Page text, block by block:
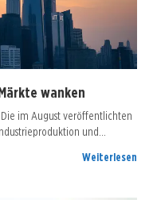
wanken
im August veröffentlichten
und…
Weiterlesen